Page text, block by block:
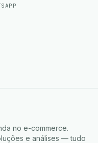
no e-commerce.
e análises — tudo